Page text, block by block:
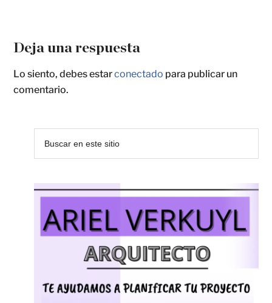
Deja una respuesta
Lo siento, debes estarconectado para publicar un
comentario.